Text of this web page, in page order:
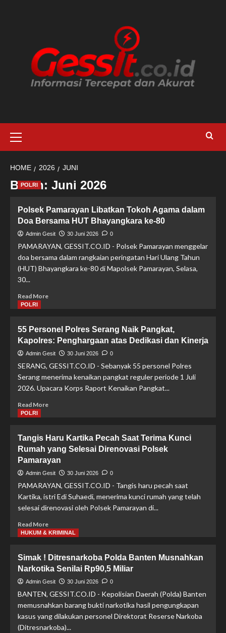
Menu
HOME 2026 JUNI
Bulan: Juni 2026
POLRI
Polsek Pamarayan Libatkan Tokoh Agama dalam
Doa Bersama HUT Bhayangkara ke-80
Admin Gesit 30 Juni 2026 0
PAMARAYAN, GESSIT.CO.ID - Polsek Pamarayan menggelar
doa bersama dalam rangkaian peringatan Hari Ulang Tahun
(HUT) Bhayangkara ke-80 di Mapolsek Pamarayan, Selasa,
30...
Read MoreRead
Pamarayan
Libatkan
Tokoh
Agama
Doa
Bersama
POLRI
55 Personel Polres Serang Naik Pangkat,
Kapolres: Penghargaan atas Dedikasi dan Kinerja
Admin Gesit 30 Juni 2026 0
SERANG, GESSIT.CO.ID - Sebanyak 55 personel Polres
Serang menerima kenaikan pangkat reguler periode 1 Juli
2026. Upacara Korps Raport Kenaikan Pangkat...
Read MoreRead
Personel
Polres
Serang
Naik
Kapolres:
Penghargaan
atas
dan
Kinerja
POLRI
Tangis Haru Kartika Pecah Saat Terima Kunci
Rumah yang Selesai Direnovasi Polsek
Pamarayan
Admin Gesit 30 Juni 2026 0
PAMARAYAN, GESSIT.CO.ID - Tangis haru pecah saat
Kartika, istri Edi Suhaedi, menerima kunci rumah yang telah
selesai direnovasi oleh Polsek Pamarayan di...
Read MoreRead
more
Haru
Kartika
Pecah
Saat
Kunci
Rumah
yang
HUKUM & KRIMINAL
Simak ! Ditresnarkoba Polda Banten Musnahkan
Narkotika Senilai Rp90,5 Miliar
Admin Gesit 30 Juni 2026 0
BANTEN, GESSIT.CO.ID - Kepolisian Daerah (Polda) Banten
memusnahkan barang bukti narkotika hasil pengungkapan
kasus yang dilakukan personel Direktorat Reserse Narkoba
(Ditresnarkoba)...